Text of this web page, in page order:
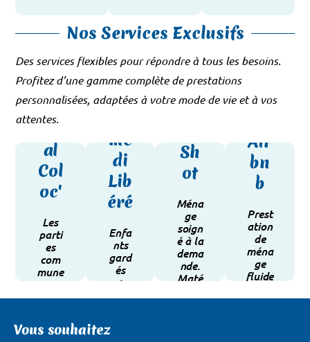
Nos Services Exclusifs
Des services flexibles pour répondre à tous les besoins.
Profitez d’une gamme complète de prestations
personnalisées, adaptées à votre mode de vie et à vos
attentes.
Sp
éci
al
Col
oc'
Les
parti
es
com
mune
et
Services
Le
me
di
Lib
éré
Enfa
nts
gard
és
+
sage.
Voir les
Services
Le
On
Sh
ot
Ména
ge
soign
é à la
dema
nde.
Maté
prod
Voir les
Services
éci
Air
bn
b
Prest
ation
de
ména
ge
fluide
vos
Services
Vous souhaitez